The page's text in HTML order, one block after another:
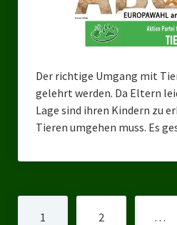
Der richtige Umgang mit
gelehrt werden. Da Eltern
Lage sind ihren Kindern zu
Tieren umgehen muss. Es
1 2 …